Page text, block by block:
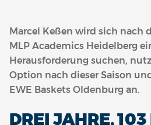
Marcel Keßen wird sich nach
MLP Academics Heidelberg
Herausforderung suchen,
Option nach dieser Saison
EWE Baskets Oldenburg an.
DREI JAHRE,